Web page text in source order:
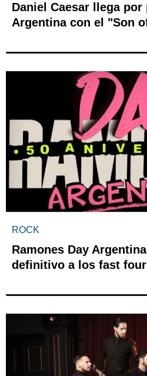
Daniel Caesar llega por
Argentina con el "Son
ROCK
Ramones Day
definitivo a los fast